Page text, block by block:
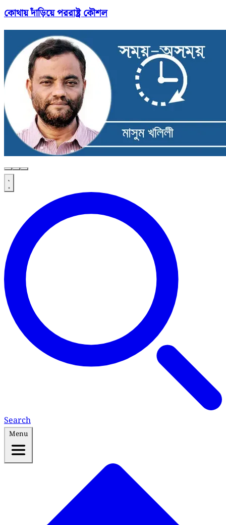
কোথায় দাঁড়িয়ে পররাষ্ট্র কৌশল
Search
Menu